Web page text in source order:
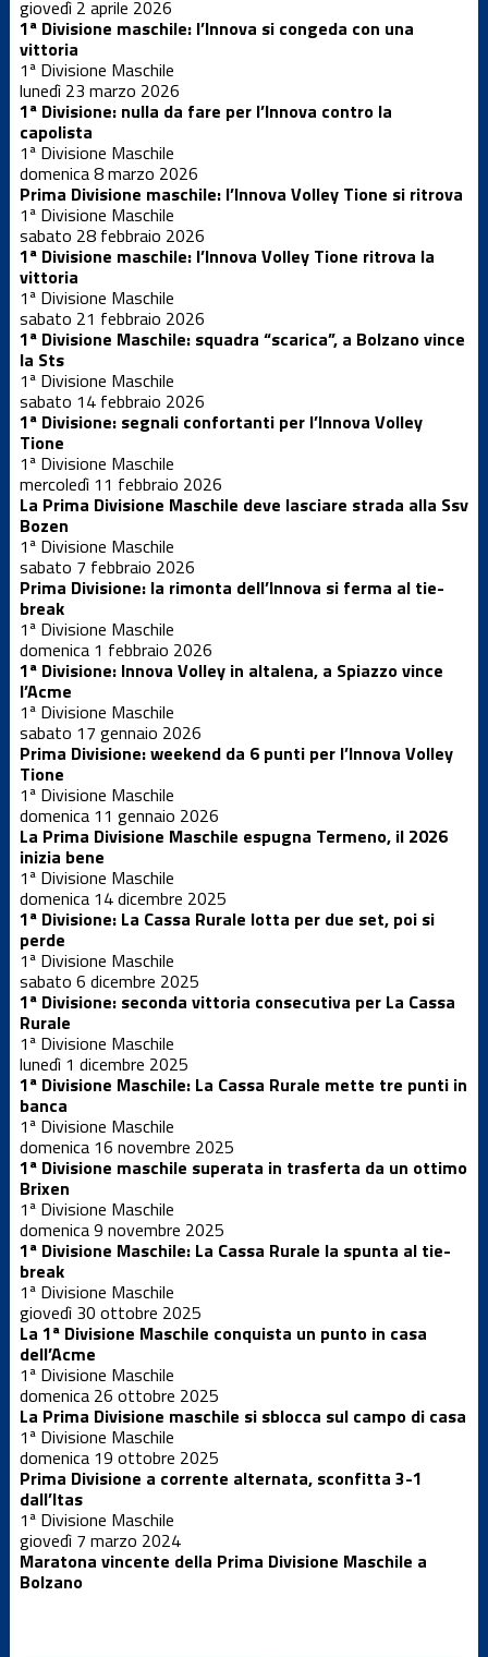
giovedì 2 aprile 2026
1ª Divisione maschile: l’Innova si congeda con una
vittoria
1ª Divisione Maschile
lunedì 23 marzo 2026
1ª Divisione: nulla da fare per l’Innova contro la
capolista
1ª Divisione Maschile
domenica 8 marzo 2026
Prima Divisione maschile: l’Innova Volley Tione si ritrova
1ª Divisione Maschile
sabato 28 febbraio 2026
1ª Divisione maschile: l’Innova Volley Tione ritrova la
vittoria
1ª Divisione Maschile
sabato 21 febbraio 2026
1ª Divisione Maschile: squadra “scarica”, a Bolzano vince
la Sts
1ª Divisione Maschile
sabato 14 febbraio 2026
1ª Divisione: segnali confortanti per l’Innova Volley
Tione
1ª Divisione Maschile
mercoledì 11 febbraio 2026
La Prima Divisione Maschile deve lasciare strada alla Ssv
Bozen
1ª Divisione Maschile
sabato 7 febbraio 2026
Prima Divisione: la rimonta dell’Innova si ferma al tie-
break
1ª Divisione Maschile
domenica 1 febbraio 2026
1ª Divisione: Innova Volley in altalena, a Spiazzo vince
l’Acme
1ª Divisione Maschile
sabato 17 gennaio 2026
Prima Divisione: weekend da 6 punti per l’Innova Volley
Tione
1ª Divisione Maschile
domenica 11 gennaio 2026
La Prima Divisione Maschile espugna Termeno, il 2026
inizia bene
1ª Divisione Maschile
domenica 14 dicembre 2025
1ª Divisione: La Cassa Rurale lotta per due set, poi si
perde
1ª Divisione Maschile
sabato 6 dicembre 2025
1ª Divisione: seconda vittoria consecutiva per La Cassa
Rurale
1ª Divisione Maschile
lunedì 1 dicembre 2025
1ª Divisione Maschile: La Cassa Rurale mette tre punti in
banca
1ª Divisione Maschile
domenica 16 novembre 2025
1ª Divisione maschile superata in trasferta da un ottimo
Brixen
1ª Divisione Maschile
domenica 9 novembre 2025
1ª Divisione Maschile: La Cassa Rurale la spunta al tie-
break
1ª Divisione Maschile
giovedì 30 ottobre 2025
La 1ª Divisione Maschile conquista un punto in casa
dell’Acme
1ª Divisione Maschile
domenica 26 ottobre 2025
La Prima Divisione maschile si sblocca sul campo di casa
1ª Divisione Maschile
domenica 19 ottobre 2025
Prima Divisione a corrente alternata, sconfitta 3-1
dall’Itas
1ª Divisione Maschile
giovedì 7 marzo 2024
Maratona vincente della Prima Divisione Maschile a
Bolzano
Dalla società
News Locali
Nuovo
portale web
Serie C
maschile
Serie D
femminile
Serie D
maschile
Settore
giovanile
Under 12 F
Under 12
Femminile
Under 12 M
Under 13 F
Under 13 M
Under 14 F
Under 14 M
Under 15 M
Under 16 F
Under 16 F
CSI
Under 17 M
Under 18 F
Under 19 M
Varie